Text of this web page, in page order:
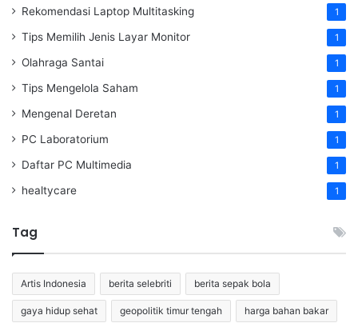
Rekomendasi Laptop Multitasking 1
Tips Memilih Jenis Layar Monitor 1
Olahraga Santai 1
Tips Mengelola Saham 1
Mengenal Deretan 1
PC Laboratorium 1
Daftar PC Multimedia 1
healtycare 1
Tag
Artis Indonesia berita selebriti berita sepak bola
gaya hidup sehat geopolitik timur tengah harga bahan bakar